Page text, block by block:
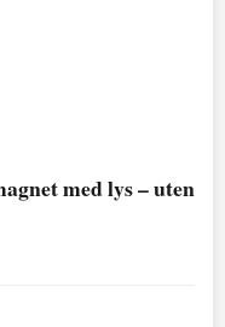
med lys – uten